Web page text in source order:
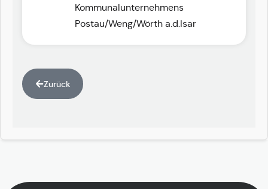
Kommunalunternehmens
Postau/Weng/Wörth a.d.Isar
Zurück